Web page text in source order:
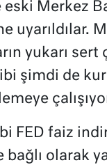
eski Merkez
uyarıldılar.
yukarı sert
şimdi de
FED faiz
olarak